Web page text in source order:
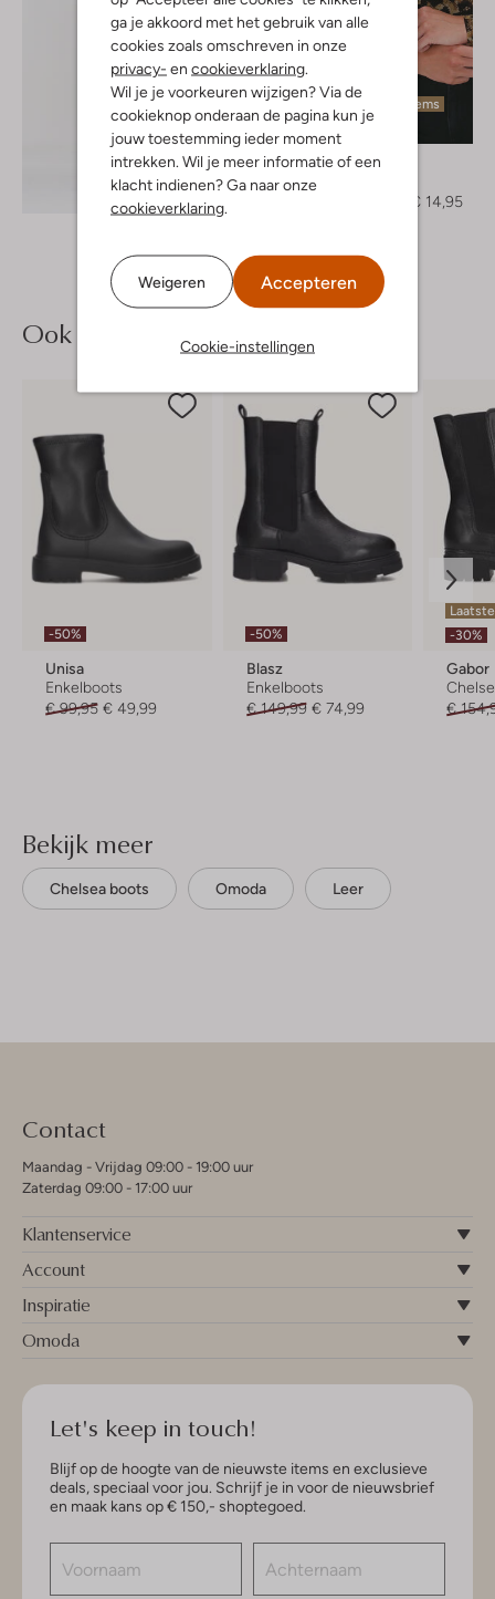
ga je akkoord met het gebruik van alle
cookies zoals omschreven in onze
privacy- en cookieverklaring.
Wil je je voorkeuren wijzigen? Via de
cookieknop onderaan de pagina kun je
jouw toestemming ieder moment
intrekken. Wil je meer informatie of een
klacht indienen? Ga naar onze
cookieverklaring.
Weigeren Accepteren
Cookie-instellingen
Ontdek de look
Laatste items
-50%
Object
€ 14,95
Ook iets voor jou?
-50%
Unisa
Enkelboots
€ 99,95 € 49,99
-50%
Blasz
Enkelboots
€ 149,99 € 74,99
-30%
Gabor
€
Bekijk meer
Chelsea boots Omoda Leer
Contact
Maandag - Vrijdag 09:00 - 19:00 uur
Zaterdag 09:00 - 17:00 uur
Klantenservice
Account
Inspiratie
Omoda
Let's keep in touch!
Blijf op de hoogte van de nieuwste items en exclusieve
deals, speciaal voor jou. Schrijf je in voor de nieuwsbrief
en maak kans op € 150,- shoptegoed.